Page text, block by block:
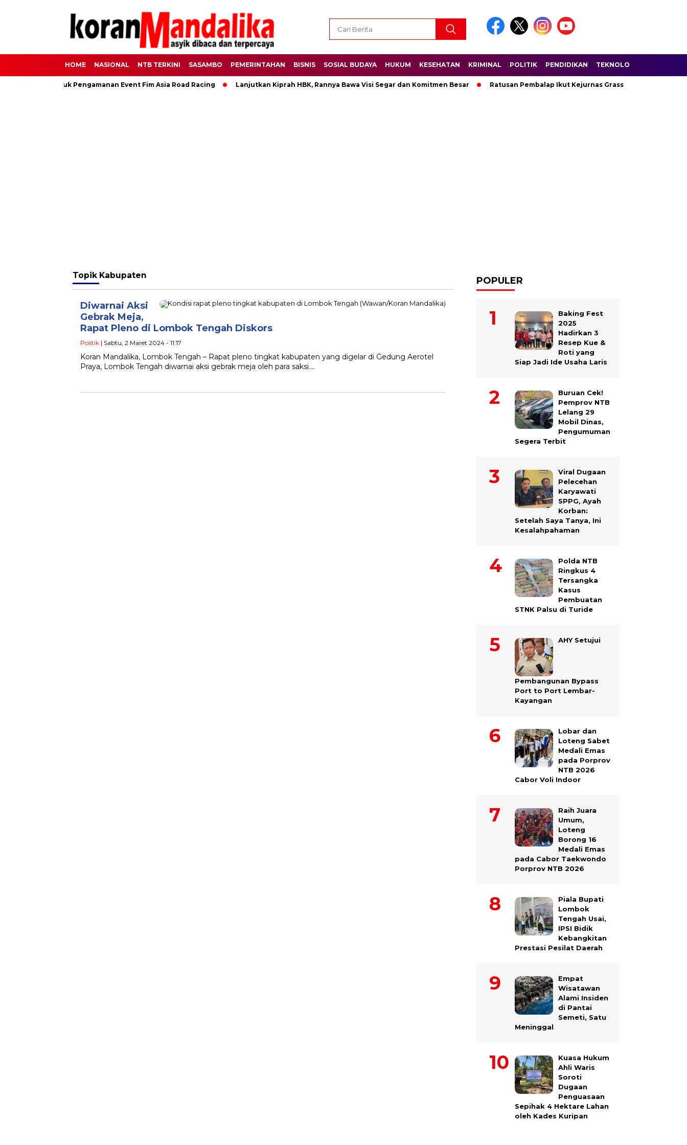
HOME NASIONAL NTB TERKINI SASAMBO PEMERINTAHAN BISNIS SOSIAL BUDAYA HUKUM KESEHATAN KRIMINAL POLITIK PENDIDIKAN TEKNOLOGI
Personel Untuk Pengamanan Event Fim Asia Road Racing Lanjutkan Kiprah HBK, Rannya Bawa Visi Segar dan Komitmen Besar Ratusan Pembalap Ikut Kejurnas Grasstrack di Sirkuit
Topik Kabupaten
Diwarnai Aksi
Gebrak Meja,
Rapat Pleno di Lombok Tengah Diskors
Politik | Sabtu, 2 Maret 2024 - 11:17
Koran Mandalika, Lombok Tengah – Rapat pleno tingkat kabupaten yang digelar di Gedung Aerotel
Praya, Lombok Tengah diwarnai aksi gebrak meja oleh para saksi….
POPULER
Baking Fest
2025
Hadirkan 3
Resep Kue &
Roti yang
Siap Jadi Ide Usaha Laris
Buruan Cek!
Pemprov NTB
Lelang 29
Mobil Dinas,
Pengumuman
Segera Terbit
Viral Dugaan
Pelecehan
Karyawati
SPPG, Ayah
Korban:
Setelah Saya Tanya, Ini
Kesalahpahaman
Polda NTB
Ringkus 4
Tersangka
Kasus
Pembuatan
STNK Palsu di Turide
AHY Setujui
Pembangunan Bypass
Port to Port Lembar-
Kayangan
Lobar dan
Loteng Sabet
Medali Emas
pada Porprov
NTB 2026
Cabor Voli Indoor
Raih Juara
Umum,
Loteng
Borong 16
Medali Emas
pada Cabor Taekwondo
Porprov NTB 2026
Piala Bupati
Lombok
Tengah Usai,
IPSI Bidik
Kebangkitan
Prestasi Pesilat Daerah
Empat
Wisatawan
Alami Insiden
di Pantai
Semeti, Satu
Meninggal
Kuasa Hukum
Ahli Waris
Soroti
Dugaan
Penguasaan
Sepihak 4 Hektare Lahan
oleh Kades Kuripan